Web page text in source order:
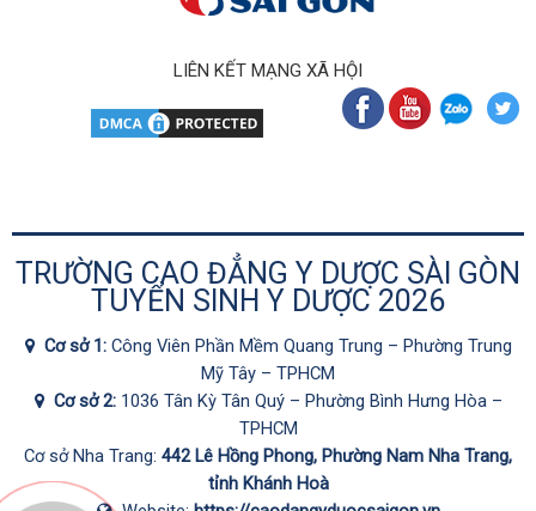
LIÊN KẾT MẠNG XÃ HỘI
TRƯỜNG CAO ĐẲNG Y DƯỢC SÀI GÒN
TUYỂN SINH Y DƯỢC 2026
Cơ sở 1: Công Viên Phần Mềm Quang Trung – Phường Trung
Mỹ Tây – TPHCM
Cơ sở 2: 1036 Tân Kỳ Tân Quý – Phường Bình Hưng Hòa –
TPHCM
Cơ sở Nha Trang: 442 Lê Hồng Phong, Phường Nam Nha Trang,
tỉnh Khánh Hoà